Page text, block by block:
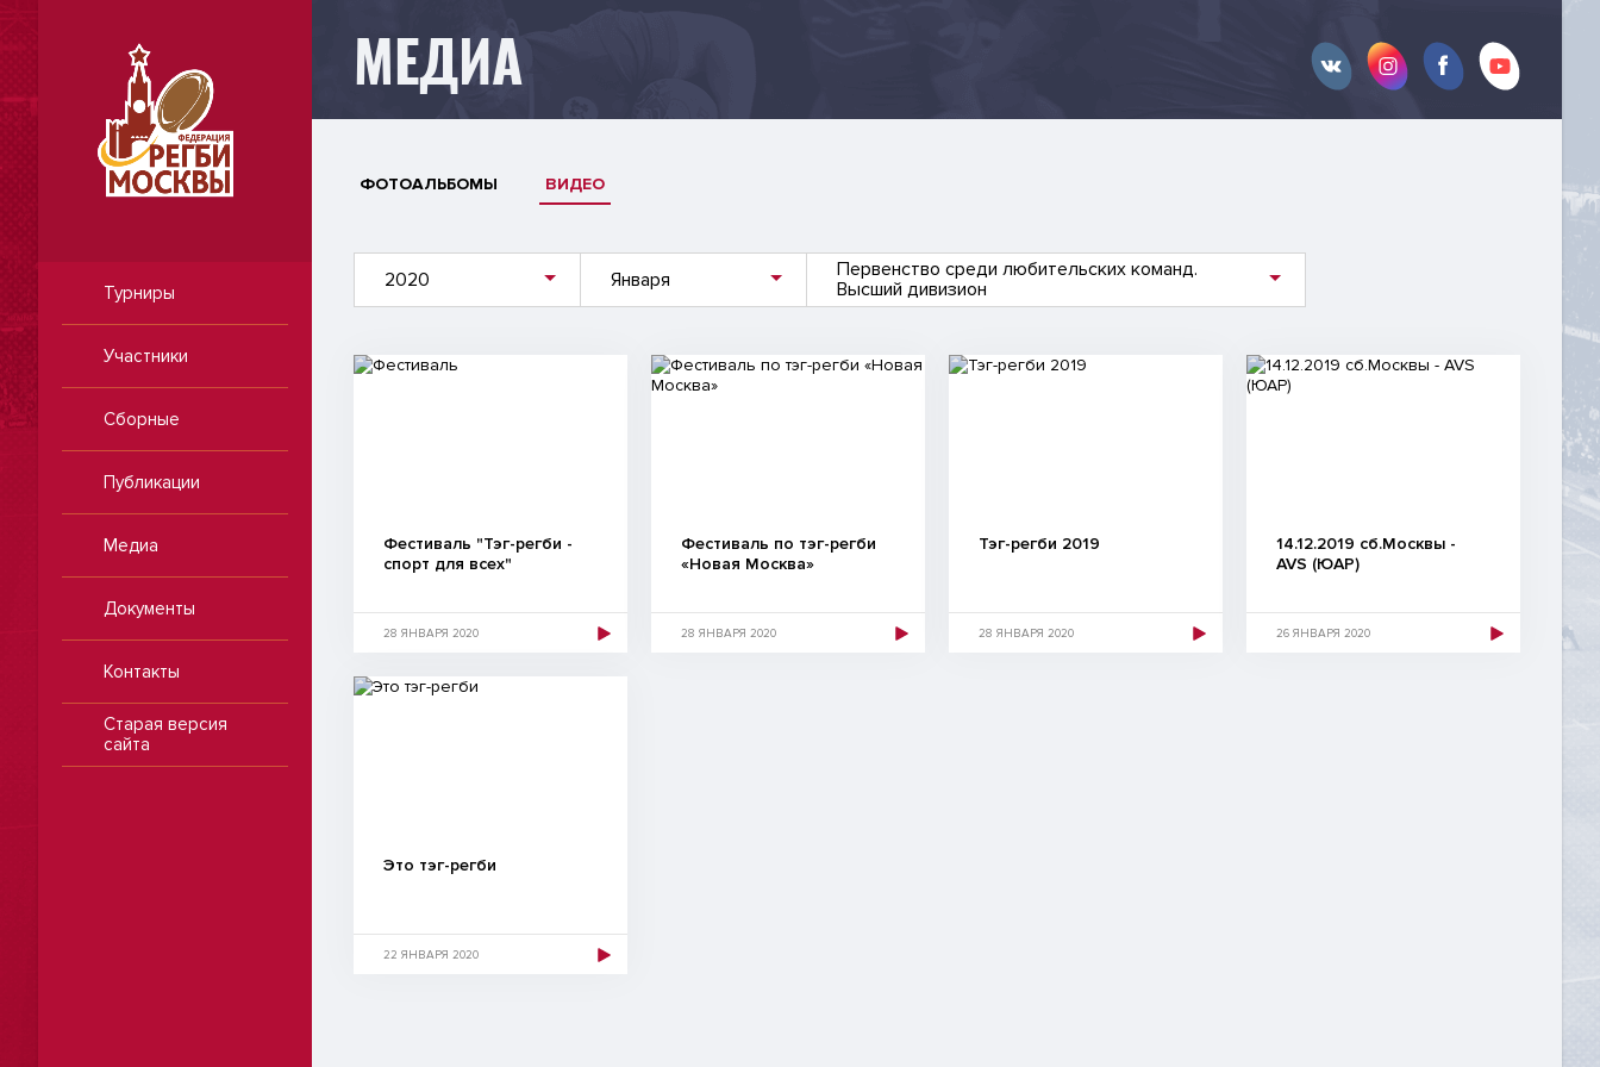
Турниры
Участники
Сборные
Публикации
Медиа
Документы
Контакты
Старая версия
сайта
МЕДИА
ФОТОАЛЬБОМЫ ВИДЕО
2020 Января
Первенство среди любительских команд.
Высший дивизион
Видео
Фестиваль "Тэг-регби -
спорт для всех"
28 ЯНВАРЯ 2020
Фестиваль по тэг-регби
«Новая Москва»
28 ЯНВАРЯ 2020
Тэг-регби 2019
28 ЯНВАРЯ 2020
14.12.2019 сб.Москвы -
AVS (ЮАР)
26 ЯНВАРЯ 2020
Это тэг-регби
22 ЯНВАРЯ 2020